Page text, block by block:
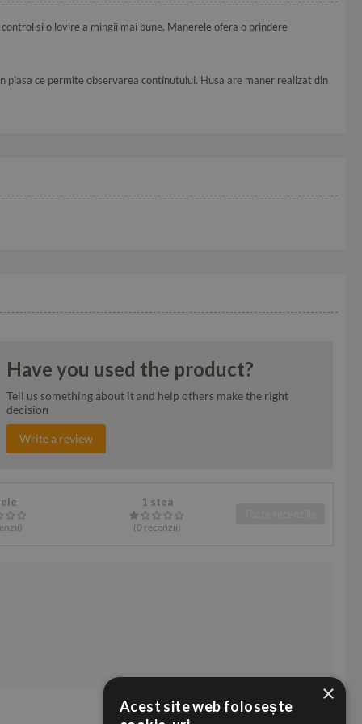
si o lovire a mingii mai bune. Manerele ofera o prindere
ce permite observarea continutului. Husa are maner realizat din
Have you used the product?
Tell us something about it and help others make the right
decision
Write a review
)
1 stea
(0recenzii)
×
Acest site web folosește